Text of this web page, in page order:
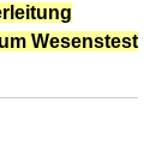
Wesenstest